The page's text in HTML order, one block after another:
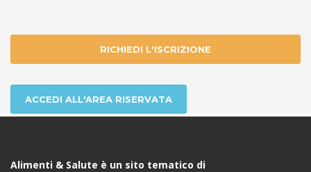
RICHIEDI L'ISCRIZIONE
ACCEDI ALL'AREA RISERVATA
Alimenti & Salute è un sito tematico di